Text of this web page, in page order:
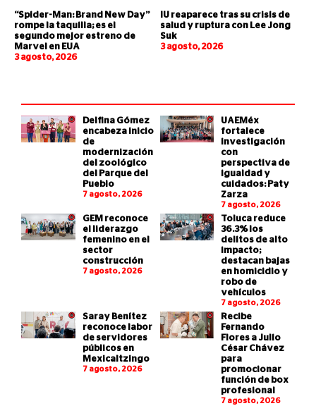
“Spider-Man: Brand New Day”
rompe la taquilla; es el
segundo mejor estreno de
Marvel en EUA
3 agosto, 2026
IU reaparece tras su crisis de
salud y ruptura con Lee Jong
Suk
3 agosto, 2026
Delfina Gómez
encabeza inicio
de
modernización
del zoológico
del Parque del
Pueblo
7 agosto, 2026
UAEMéx
fortalece
investigación
con
perspectiva de
igualdad y
cuidados: Paty
Zarza
7 agosto, 2026
GEM reconoce
el liderazgo
femenino en el
sector
construcción
7 agosto, 2026
Toluca reduce
36.3% los
delitos de alto
impacto;
destacan bajas
en homicidio y
robo de
vehículos
7 agosto, 2026
Saray Benítez
reconoce labor
de servidores
públicos en
Mexicaltzingo
7 agosto, 2026
Recibe
Fernando
Flores a Julio
César Chávez
para
promocionar
función de box
profesional
7 agosto, 2026